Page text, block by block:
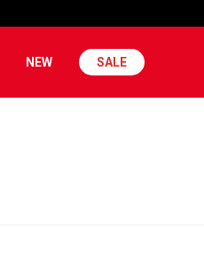
NEW SALE